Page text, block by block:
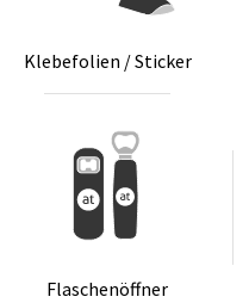
Kle­be­fo­li­en / Sti­cker
Fla­schen­öff­ner